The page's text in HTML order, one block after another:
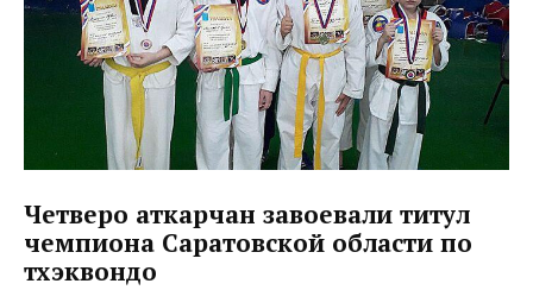
Четверо аткарчан завоевали титул
чемпиона Саратовской области по
тхэквондо